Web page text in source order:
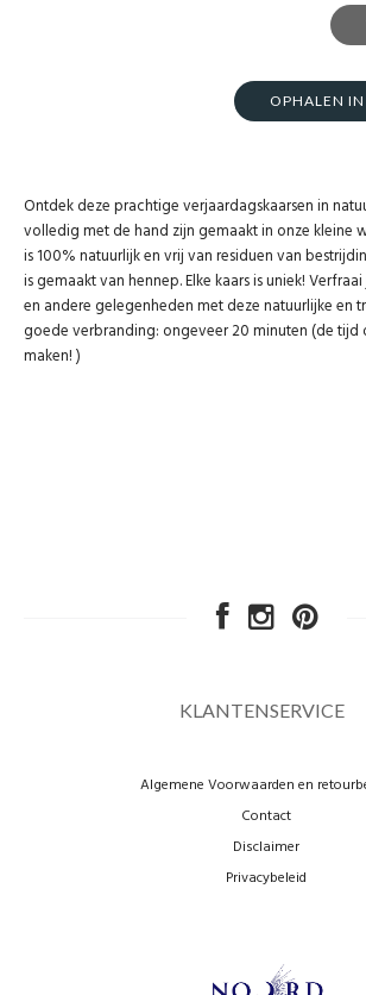
OPHALEN
Ontdek deze prachtige verjaardagskaarsen in
volledig met de hand zijn gemaakt in onze kleine
is 100% natuurlijk en vrij van residuen van
is gemaakt van hennep. Elke kaars is uniek!
en andere gelegenheden met deze natuurlijke en
goede verbranding: ongeveer 20 minuten (de
maken! )
KLANTENSERVICE
Algemene Voorwaarden en
Contact
Disclaimer
Privacybeleid